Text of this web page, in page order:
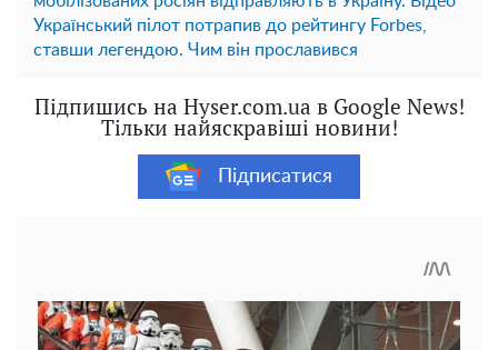
Український пілот потрапив до рейтингу Forbes,
ставши легендою. Чим він прославився
Підпишись на Hyser.com.ua в Google News!
Тільки найяскравіші новини!
Підписатися